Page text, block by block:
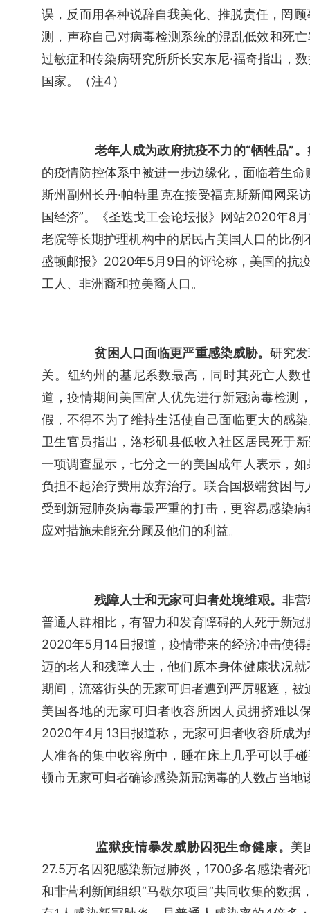
误，反而用各种说辞自我美化、推脱责任，罔
测，声称自己对病毒检测系统的混乱低效和死
过敏症和传染病研究所所长安东尼·福奇指出，
国家。（注4）
老年人成为政府抗疫不力的“牺牲品”。
的疫情防控体系中被进一步边缘化，面临着生
斯州副州长丹·帕特里克在接受福克斯新闻网采
国经济”。《圣迭戈工会论坛报》网站2020年8
老院等长期护理机构中的居民占美国人口的比
盛顿邮报》2020年5月9日的评论称，美国的抗
工人、非洲裔和拉美裔人口。
贫困人口面临更严重感染威胁。研究
关。纽约州的基尼系数最高，同时其死亡人
道，疫情期间美国富人优先进行新冠病毒检测
假，不得不为了维持生活使自己面临更大的感
卫生官员指出，洛杉矶县低收入社区居民死于
一项调查显示，七分之一的美国成年人表示，
负担不起治疗费用放弃治疗。联合国极端贫困
受到新冠肺炎病毒最严重的打击，更容易感染
应对措施未能充分顾及他们的利益。
残障人士和无家可归者处境维艰。 非营
普通人群相比，有智力和发育障碍的人死于新
2020年5月14日报道，疫情带来的经济冲击使
迈的老人和残障人士，他们原本身体健康状况
期间，流落街头的无家可归者遭到严厉驱逐，
美国各地的无家可归者收容所因人员拥挤难以
2020年4月13日报道称，无家可归者收容所成
人准备的集中收容所中，睡在床上几乎可以手
顿市无家可归者确诊感染新冠病毒的人数占当
监狱疫情暴发威胁囚犯生命健康。 美
27.5万名囚犯感染新冠肺炎，1700多名感染者
和非营利新闻组织“马歇尔项目”共同收集的数